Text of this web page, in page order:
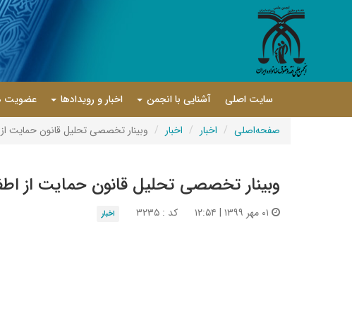
سایت اصلی آشنایی با انجمن اخبار و رویدادها عضویت
صفحه‌اصلی اخبار اخبار وبینار تخصصی تحلیل قانون حمایت از اطفال
وبینار تخصصی تحلیل قانون حمایت از اطفال و
کد : ۳۲۳۵ اخبار